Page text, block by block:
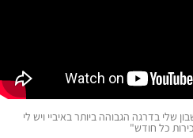
שלי בדרגה הגבוהה ביותר באיביי ויש לי